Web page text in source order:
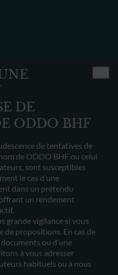
DE
ODDO BHF
de tentatives de
de ODDO BHF ou celui
sont susceptibles
le cas d’une
dans un prétendu
offrant un rendement
grande vigilance si vous
de propositions. En cas de
ou d’une
à vous adresser
habituels ou à nous